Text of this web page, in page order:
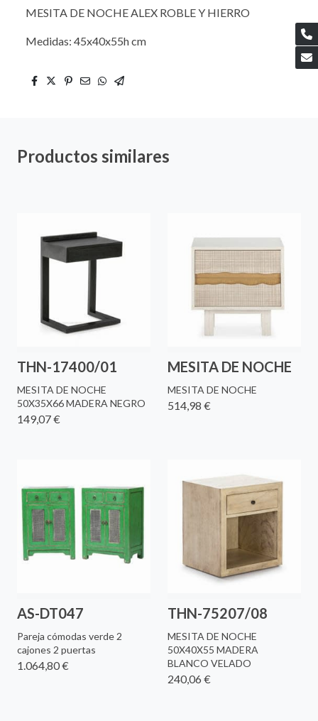
MESITA DE NOCHE ALEX ROBLE Y HIERRO
Medidas: 45x40x55h cm
Productos similares
THN-17400/01
MESITA DE NOCHE
50X35X66 MADERA NEGRO
149,07 €
MESITA DE NOCHE
MESITA DE NOCHE
514,98 €
AS-DT047
Pareja cómodas verde 2
cajones 2 puertas
1.064,80 €
THN-75207/08
MESITA DE NOCHE
50X40X55 MADERA
BLANCO VELADO
240,06 €